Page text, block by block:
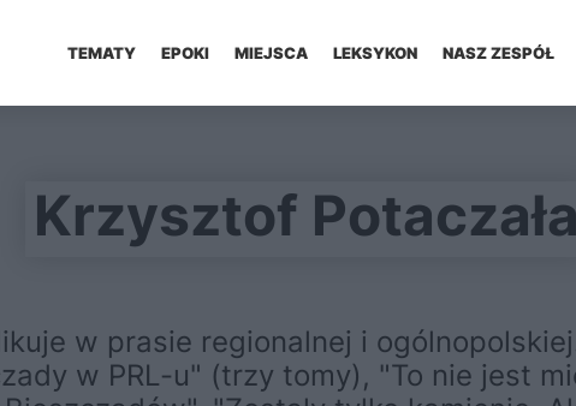
TEMATY EPOKI MIEJSCA LEKSYKON NASZ ZESPÓŁ
Krzysztof Potaczała
w prasie regionalnej i
w PRL-u" (trzy tomy), "To nie jest